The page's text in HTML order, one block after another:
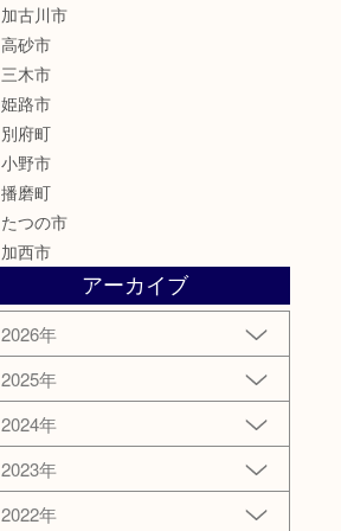
加古川市
高砂市
三木市
姫路市
別府町
小野市
播磨町
たつの市
加西市
アーカイブ
2026年
2025年
2024年
2023年
2022年